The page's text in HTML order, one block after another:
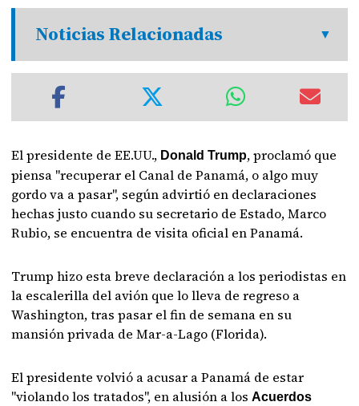
Noticias Relacionadas
El presidente de EE.UU., Donald Trump, proclamó que
piensa "recuperar el Canal de Panamá, o algo muy
gordo va a pasar", según advirtió en declaraciones
hechas justo cuando su secretario de Estado, Marco
Rubio, se encuentra de visita oficial en Panamá.
Trump hizo esta breve declaración a los periodistas en
la escalerilla del avión que lo lleva de regreso a
Washington, tras pasar el fin de semana en su
mansión privada de Mar-a-Lago (Florida).
El presidente volvió a acusar a Panamá de estar
"violando los tratados", en alusión a losAcuerdos